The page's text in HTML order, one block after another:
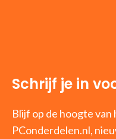
Schrijf je in
Blijf op de hoogte van
PConderdelen.nl,